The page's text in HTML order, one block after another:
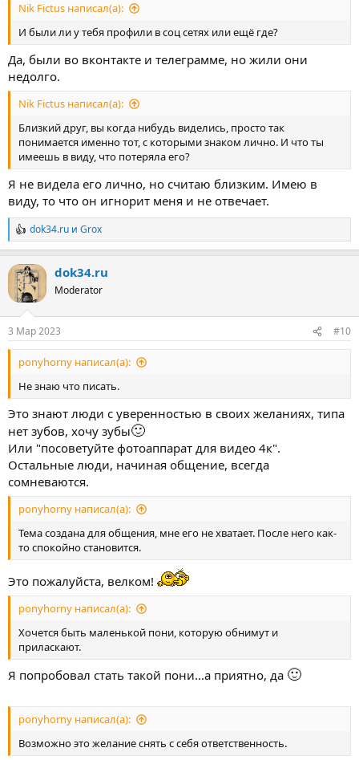
Nik Fictus написал(а):
И были ли у тебя профили в соц сетях или ещё где?
Да, были во вконтакте и телеграмме, но жили они
недолго.
Nik Fictus написал(а):
Близкий друг, вы когда нибудь виделись, просто так
понимается именно тот, с которыми знаком лично. И что ты
имеешь в виду, что потеряла его?
Я не видела его лично, но считаю близким. Имею в
виду, то что он игнорит меня и не отвечает.
Р
е
к
ц
и
dok34.ru и Grox
dok34.ru
Moderator
3 Мар 2023 #10
ponyhorny написал(а):
Не знаю что писать.
Это знают люди с уверенностью в своих желаниях, типа
нет зубов, хочу зубы🙂
Или "посоветуйте фотоаппарат для видео 4к".
Остальные люди, начиная общение, всегда
сомневаются.
ponyhorny написал(а):
Тема создана для общения, мне его не хватает. После него как-
то спокойно становится.
Это пожалуйста, велком!
ponyhorny написал(а):
Хочется быть маленькой пони, которую обнимут и
приласкают.
Я попробовал стать такой пони...а приятно, да 🙂
ponyhorny написал(а):
Возможно это желание снять с себя ответственность.